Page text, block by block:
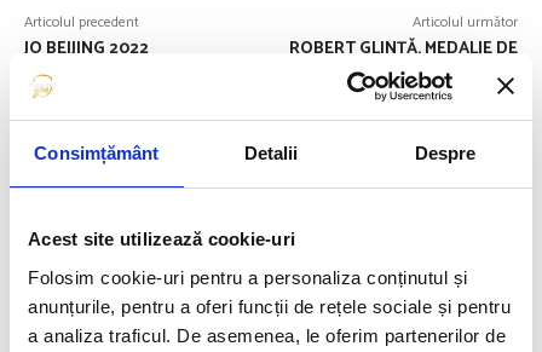
Consimțământ Detalii Despre
Acest site utilizează cookie-uri
Folosim cookie-uri pentru a personaliza conținutul și
anunțurile, pentru a oferi funcții de rețele sociale și pentru
a analiza traficul. De asemenea, le oferim partenerilor de
Articolul precedent
JO BEIJING 2022
Articolul următor
ROBERT GLINȚĂ, MEDALIE DE
ARGINT LA 100 M SPATE!
FUELLED BY